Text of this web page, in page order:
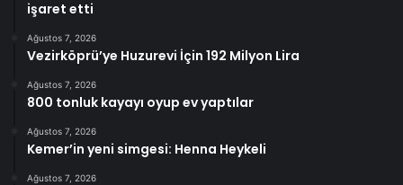
işaret etti
Ağustos 7, 2026
Vezirköprü’ye Huzurevi İçin 192 Milyon Lira
Ağustos 7, 2026
800 tonluk kayayı oyup ev yaptılar
Ağustos 7, 2026
Kemer’in yeni simgesi: Henna Heykeli
Ağustos 7, 2026